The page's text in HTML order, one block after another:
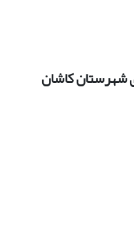
شهرستان کاشان